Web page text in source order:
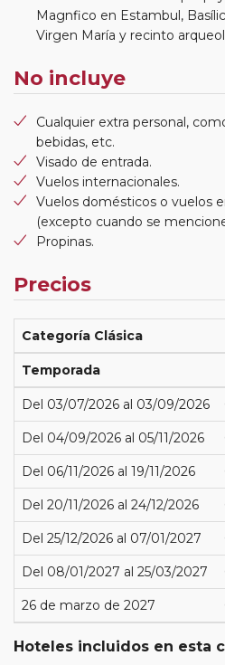
Magnfico en Estambul,
Virgen María y recinto
No incluye
Cualquier extra personal,
bebidas, etc.
Visado de entrada.
Vuelos internacionales.
Vuelos domésticos o vuelos
(excepto cuando se
Propinas.
Precios
Categoría Clásica
Temporada
Del 03/07/2026 al 03/09/2026
Del 04/09/2026 al 05/11/2026
Del 06/11/2026 al 19/11/2026
Del 20/11/2026 al 24/12/2026
Del 25/12/2026 al 07/01/2027
Del 08/01/2027 al 25/03/2027
26 de marzo de 2027
Hoteles incluidos en esta